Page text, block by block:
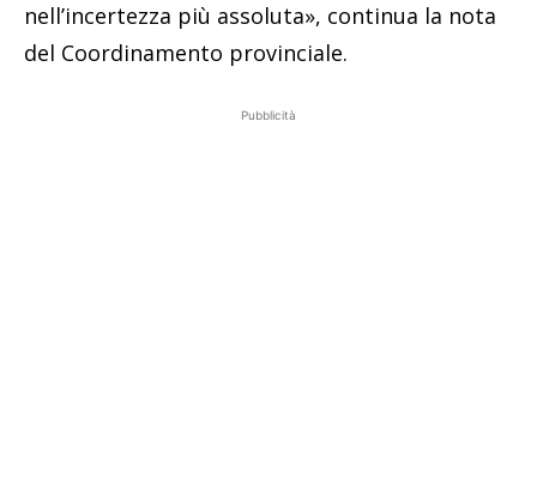
nell’incertezza più assoluta», continua la nota
del Coordinamento provinciale.
Pubblicità